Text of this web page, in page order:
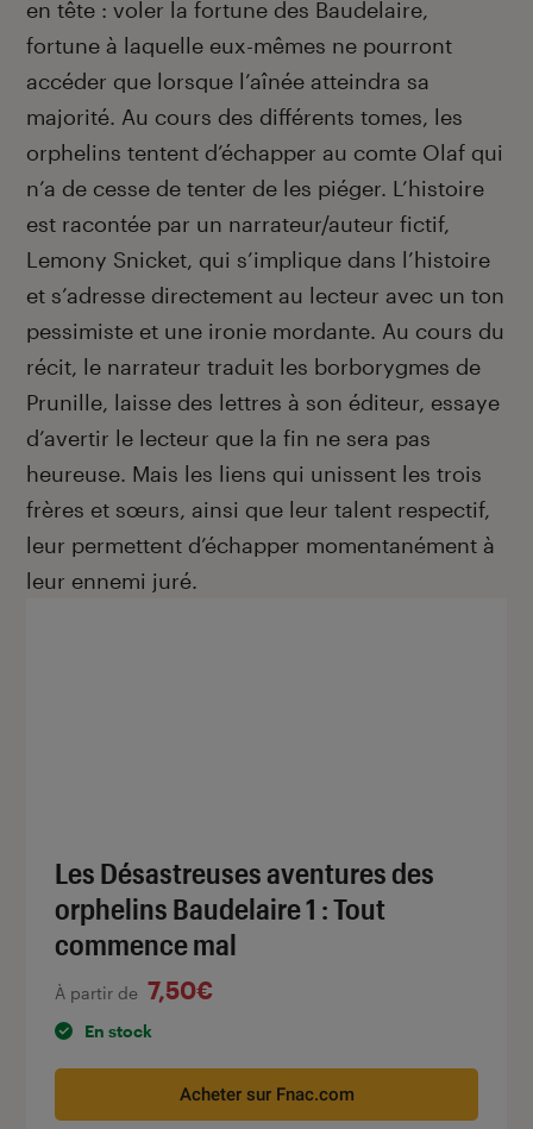
en tête : voler la fortune des Baudelaire,
fortune à laquelle eux-mêmes ne pourront
accéder que lorsque l’aînée atteindra sa
majorité. Au cours des différents tomes, les
orphelins tentent d’échapper au comte Olaf qui
n’a de cesse de tenter de les piéger. L’histoire
est racontée par un narrateur/auteur fictif,
Lemony Snicket, qui s’implique dans l’histoire
et s’adresse directement au lecteur avec un ton
pessimiste et une ironie mordante. Au cours du
récit, le narrateur traduit les borborygmes de
Prunille, laisse des lettres à son éditeur, essaye
d’avertir le lecteur que la fin ne sera pas
heureuse. Mais les liens qui unissent les trois
frères et sœurs, ainsi que leur talent respectif,
leur permettent d’échapper momentanément à
leur ennemi juré.
Les Désastreuses aventures des
orphelins Baudelaire 1 : Tout
commence mal
À partir de 7,50€
En stock
Acheter sur Fnac.com